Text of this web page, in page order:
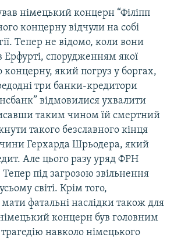
німецький концерн “Філіпп
концерну відчули на собі
Тепер не відомо, коли вони
Ерфурті, спорудженням якої
який погруз у боргах,
три банки-кредитори
відмовилися ухвалити
таким чином їй смертний
такого безславного кінця
Герхарда Шрьодера, який
Але цього разу уряд ФРН
під загрозою звільнення
світі. Крім того,
фатальні наслідки також для
концерн був головним
навколо німецького